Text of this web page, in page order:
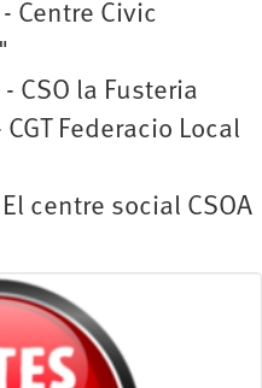
Centre Civic
CSO la Fusteria
Federacio Local
centre social CSOA